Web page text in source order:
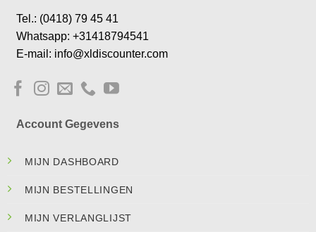
Tel.: (0418) 79 45 41
Whatsapp: +31418794541
E-mail: info@xldiscounter.com
Account Gegevens
MIJN DASHBOARD
MIJN BESTELLINGEN
MIJN VERLANGLIJST